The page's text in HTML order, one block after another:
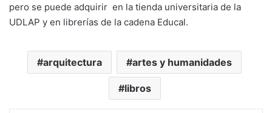
pero se puede adquirir en la tienda universitaria de la
UDLAP y en librerías de la cadena Educal.
arquitectura artes y humanidades
libros